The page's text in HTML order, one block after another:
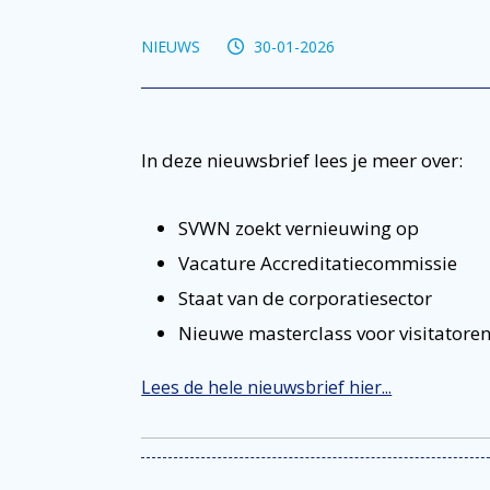
NIEUWS 30-01-2026
In deze nieuwsbrief lees je meer over:
SVWN zoekt vernieuwing op
Vacature Accreditatiecommissie
Staat van de corporatiesector
Nieuwe masterclass voor
Lees de hele nieuwsbrief hier...